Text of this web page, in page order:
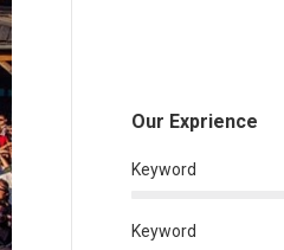
Our Exprience
Keyword
Keyword